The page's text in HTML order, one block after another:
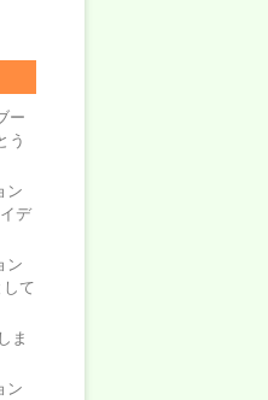
ー
う
ン
デ
ン
て
ま
ン